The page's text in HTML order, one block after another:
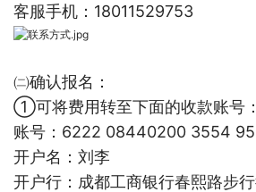
客服手机：18011529753
㈡确认报名：
①可将费用转至下面的收款账号：
账号：6222 08440200 3554
开户名：刘李
开户行：成都工商银行春熙路步